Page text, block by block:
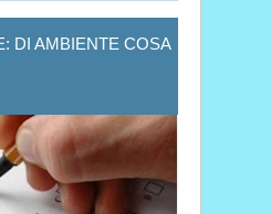
DI AMBIENTE COSA